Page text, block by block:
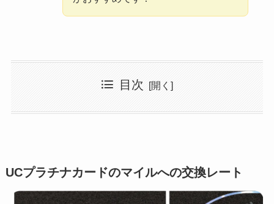
目次
UCプラチナカードのマイルへの交換レート